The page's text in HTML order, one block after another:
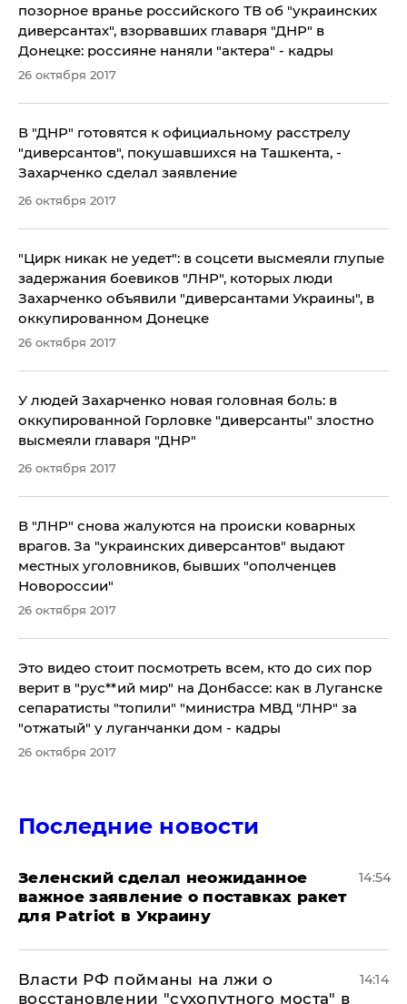
позорное вранье российского ТВ об "украинских
диверсантах", взорвавших главаря "ДНР" в
Донецке: россияне наняли "актера" - кадры
26 октября 2017
В "ДНР" готовятся к официальному расстрелу
"диверсантов", покушавшихся на Ташкента, -
Захарченко сделал заявление
26 октября 2017
"Цирк никак не уедет": в соцсети высмеяли глупые
задержания боевиков "ЛНР", которых люди
Захарченко объявили "диверсантами Украины", в
оккупированном Донецке
26 октября 2017
У людей Захарченко новая головная боль: в
оккупированной Горловке "диверсанты" злостно
высмеяли главаря "ДНР"
26 октября 2017
В "ЛНР" снова жалуются на происки коварных
врагов. За "украинских диверсантов" выдают
местных уголовников, бывших "ополченцев
Новороссии"
26 октября 2017
Это видео стоит посмотреть всем, кто до сих пор
верит в "рус**ий мир" на Донбассе: как в Луганске
сепаратисты "топили" "министра МВД "ЛНР" за
"отжатый" у луганчанки дом - кадры
26 октября 2017
Последние новости
Зеленский сделал неожиданное
важное заявление о поставках ракет
для Patriot в Украину
14:54
Власти РФ пойманы на лжи о
восстановлении "сухопутного моста" в
14:14